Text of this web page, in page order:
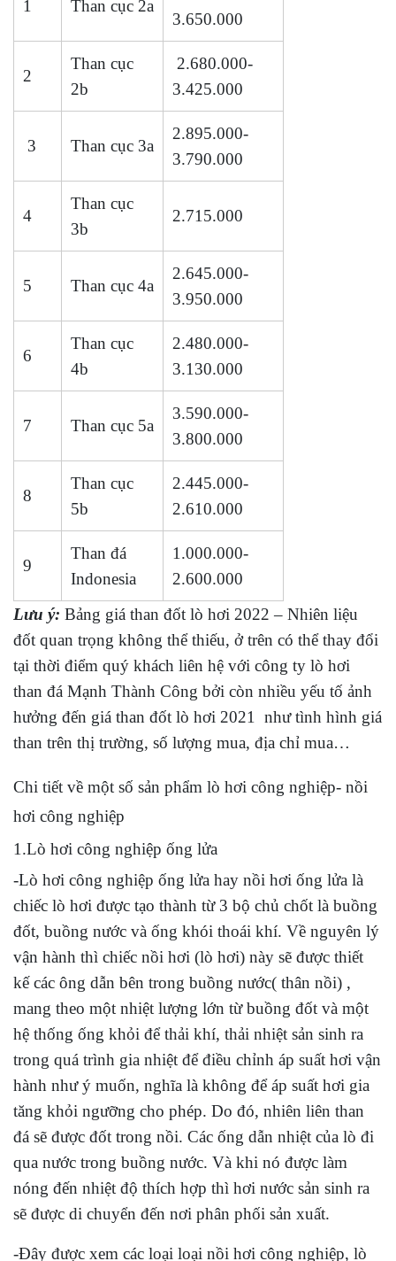
1 Than cục 2a
3.650.000
2
Than cục
2b
2.680.000-
3.425.000
3 Than cục 3a
2.895.000-
3.790.000
4
Than cục
3b
2.715.000
5 Than cục 4a
2.645.000-
3.950.000
6
Than cục
4b
2.480.000-
3.130.000
7 Than cục 5a
3.590.000-
3.800.000
8
Than cục
5b
2.445.000-
2.610.000
9
Than đá
Indonesia
1.000.000-
2.600.000
Lưu ý: Bảng giá than đốt lò hơi 2022 – Nhiên liệu
đốt quan trọng không thể thiếu, ở trên có thể thay đổi
tại thời điểm quý khách liên hệ với công ty lò hơi
than đá Mạnh Thành Công bởi còn nhiều yếu tố ảnh
hưởng đến giá than đốt lò hơi 2021 như tình hình giá
than trên thị trường, số lượng mua, địa chỉ mua…
Chi tiết về một số sản phẩm lò hơi công nghiệp- nồi
hơi công nghiệp
1.Lò hơi công nghiệp ống lửa
-Lò hơi công nghiệp ống lửa hay nồi hơi ống lửa là
chiếc lò hơi được tạo thành từ 3 bộ chủ chốt là buồng
đốt, buồng nước và ống khói thoái khí. Về nguyên lý
vận hành thì chiếc nồi hơi (lò hơi) này sẽ được thiết
kế các ông dẫn bên trong buồng nước( thân nồi) ,
mang theo một nhiệt lượng lớn từ buồng đốt và một
hệ thống ống khỏi để thải khí, thải nhiệt sản sinh ra
trong quá trình gia nhiệt để điều chỉnh áp suất hơi vận
hành như ý muốn, nghĩa là không để áp suất hơi gia
tăng khỏi ngưỡng cho phép. Do đó, nhiên liên than
đá sẽ được đốt trong nồi. Các ống dẫn nhiệt của lò đi
qua nước trong buồng nước. Và khi nó được làm
nóng đến nhiệt độ thích hợp thì hơi nước sản sinh ra
sẽ được di chuyển đến nơi phân phối sản xuất.
-Đây được xem các loại loại nồi hơi công nghiệp, lò